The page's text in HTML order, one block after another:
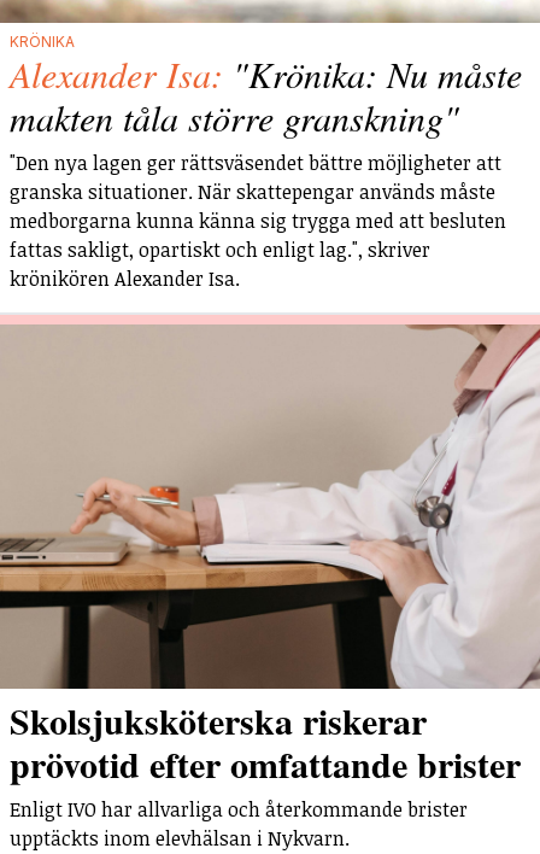
KRÖNIKA
Alexander Isa: "Krönika: Nu måste
makten tåla större granskning"
"Den nya lagen ger rättsväsendet bättre möjligheter att
granska situationer. När skattepengar används måste
medborgarna kunna känna sig trygga med att besluten
fattas sakligt, opartiskt och enligt lag.", skriver
krönikören Alexander Isa.
Skolsjuksköterska riskerar
prövotid efter omfattande brister
Enligt IVO har allvarliga och återkommande brister
upptäckts inom elevhälsan i Nykvarn.